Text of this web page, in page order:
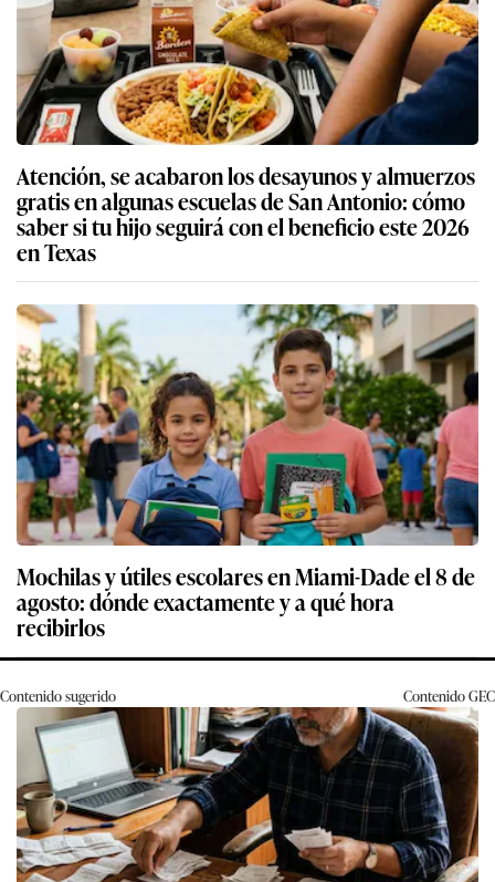
Atención, se acabaron los desayunos y almuerzos
gratis en algunas escuelas de San Antonio: cómo
saber si tu hijo seguirá con el beneficio este 2026
en Texas
Mochilas y útiles escolares en Miami-Dade el 8 de
agosto: dónde exactamente y a qué hora
recibirlos
Contenido sugerido ContenidoGEC